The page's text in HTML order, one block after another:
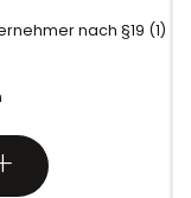
nach §19 (1)